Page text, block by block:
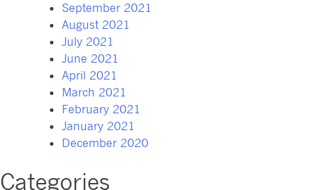
September 2021
August 2021
July 2021
June 2021
April 2021
March 2021
February 2021
January 2021
December 2020
Categories